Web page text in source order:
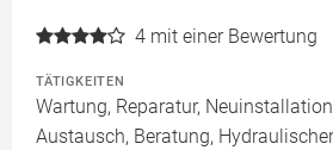
4 mit einer Bewertung
TÄTIGKEITEN
Wartung, Reparatur,
Austausch, Beratung,